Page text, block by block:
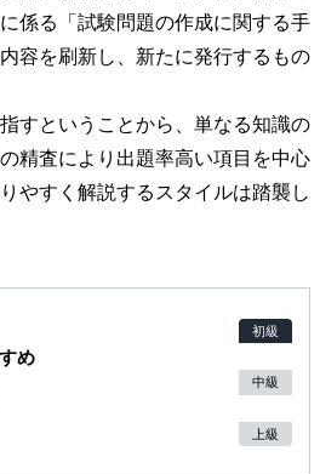
係る「試験問題の作成に関する手
容を刷新し、新たに発行するもの
すということから、単なる知識の
精査により出題率高い項目を中心
やすく解説するスタイルは踏襲し
め
初級
中級
上級